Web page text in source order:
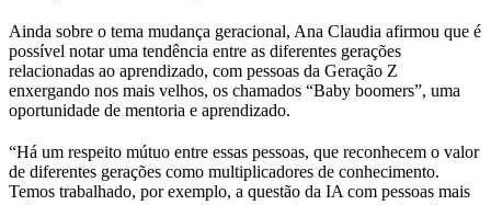
Ainda sobre o tema mudança geracional, Ana Claudia afirmou que é
possível notar uma tendência entre as diferentes gerações
relacionadas ao aprendizado, com pessoas da Geração Z
enxergando nos mais velhos, os chamados “Baby boomers”, uma
oportunidade de mentoria e aprendizado.
“Há um respeito mútuo entre essas pessoas, que reconhecem o valor
de diferentes gerações como multiplicadores de conhecimento.
Temos trabalhado, por exemplo, a questão da IA com pessoas mais